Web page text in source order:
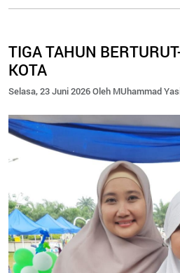
TIGA TAHUN
KOTA
Selasa, 23 Juni 2026 Oleh MUhammad